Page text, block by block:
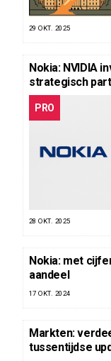
29 OKT. 2025
Nokia: NVIDIA
strategisch
PRO
28 OKT. 2025
Nokia: met
aandeel
17 OKT. 2024
Markten:
tussentijdse